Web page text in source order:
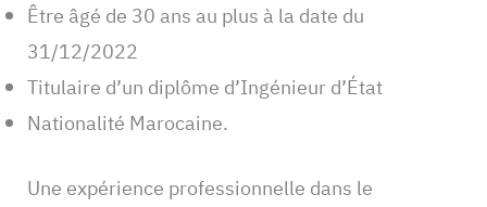
Être âgé de 30 ans au plus à la date du
31/12/2022
Titulaire d’un diplôme d’Ingénieur d’État
Nationalité Marocaine.
Une expérience professionnelle dans le